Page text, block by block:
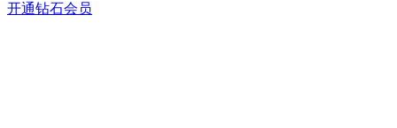
开通钻石会员